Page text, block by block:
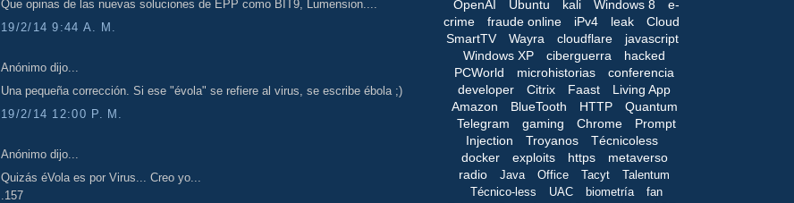
Que opinas de las nuevas soluciones de EPP como BIT9, Lumension....
19/2/14 9:44 A. M.
Anónimo dijo...
Una pequeña corrección. Si ese "évola" se refiere al virus, se escribe ébola ;)
19/2/14 12:00 P. M.
Anónimo dijo...
Quizás éVola es por Virus... Creo yo...
.157
OpenAI
Ubuntu kali Windows 8
e-
crime
fraude online iPv4 leak
Cloud
SmartTV
Wayra cloudflare
javascript
Windows XP
ciberguerra
hacked
PCWorld
microhistorias
conferencia
developer
Citrix Faast
Living App
Amazon
BlueTooth HTTP
Quantum
Telegram
gaming Chrome
Prompt
Injection
Troyanos
Técnicoless
docker
exploits https
metaverso
radio
Java Office Tacyt
Talentum
Técnico-less
UAC biometría
fan